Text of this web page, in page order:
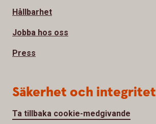
Hållbarhet
Jobba hos oss
Press
Säkerhet och integritet
Ta tillbaka cookie-medgivande